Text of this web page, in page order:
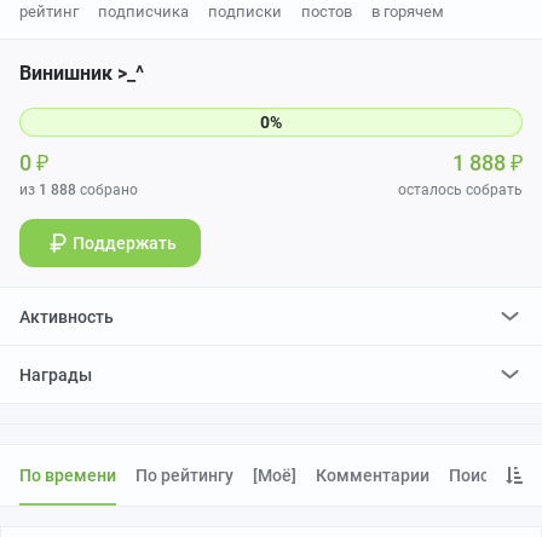
рейтинг подписчика подписки постов в горячем
Винишник >_^
0₽ 1 888₽
из 1 888 собрано осталось собрать
Поддержать
Активность
отредактировалa
Награды
По времени По рейтингу [моё] Комментарии Поиск